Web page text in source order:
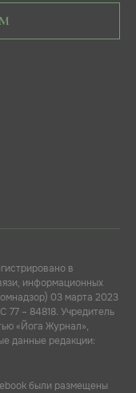
в
информационных
03 марта 2023
– 84818. Учредитель
«Йога Журнал»,
данные редакции:
были размещены